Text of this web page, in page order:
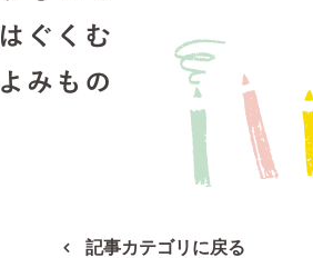
記事カテゴリに戻る